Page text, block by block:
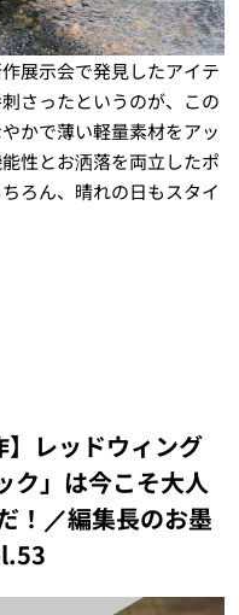
展示会で発見したアイテ
さったというのが、この
かで薄い軽量素材をアッ
性とお洒落を両立したポ
ろん、晴れの日もスタイ
レッドウィング
ク」は今こそ大人
！／編集長のお墨